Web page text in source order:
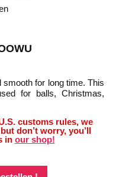
for long time. This
for balls, Christmas,
customs rules, we
don’t worry, you’ll
in our shop!